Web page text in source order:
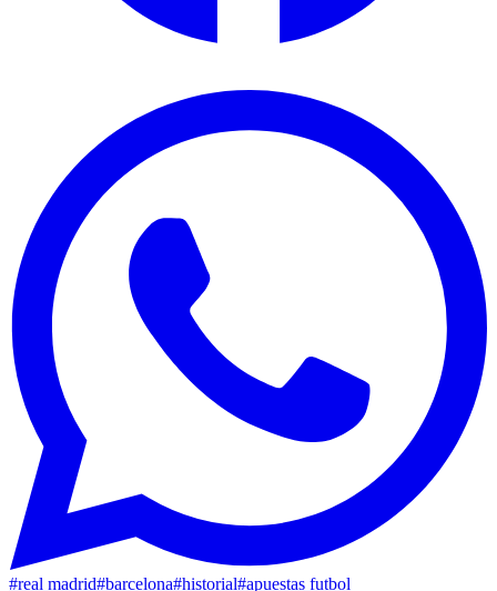
#real madrid#barcelona#historial#apuestas futbol